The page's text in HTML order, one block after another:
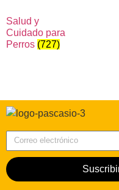
Salud y
Cuidado para
Perros (727)